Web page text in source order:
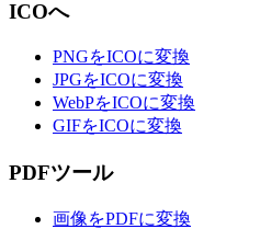
ICOへ
PNGをICOに変換
JPGをICOに変換
WebPをICOに変換
GIFをICOに変換
PDFツール
画像をPDFに変換